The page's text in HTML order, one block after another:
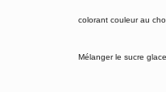
colorant couleur au
Mélanger le sucre